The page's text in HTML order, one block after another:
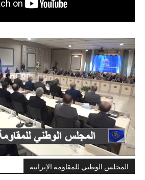
المجلس الوطني للمقاومة الإيرانية